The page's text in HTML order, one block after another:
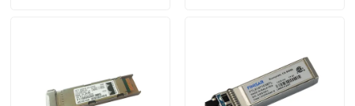
de Module van 100G QSFP28